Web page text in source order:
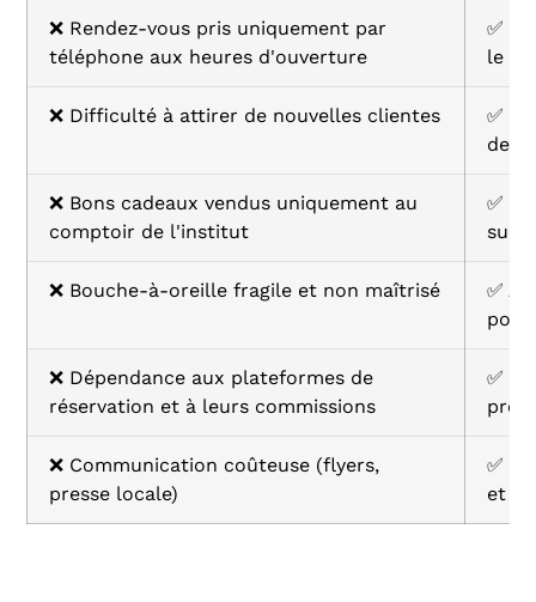
❌ Rendez-vous pris uniquement par
téléphone aux heures d'ouverture
✅
le
❌ Difficulté à attirer de nouvelles clientes
✅
des
❌ Bons cadeaux vendus uniquement au
comptoir de l'institut
✅
❌ Bouche-à-oreille fragile et non maîtrisé
✅
pour
❌ Dépendance aux plateformes de
réservation et à leurs commissions
✅
❌ Communication coûteuse (flyers,
presse locale)
✅
et